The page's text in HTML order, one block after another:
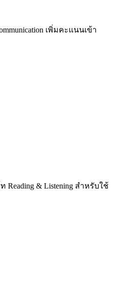
เพิ่มคะแนนเข้า
Reading & Listening สำหรับใช้